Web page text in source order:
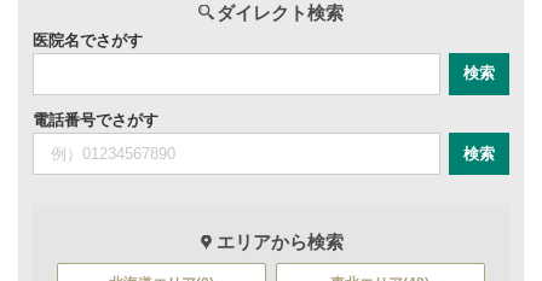
ダイレクト検索
医院名でさがす
電話番号でさがす
エリアから検索